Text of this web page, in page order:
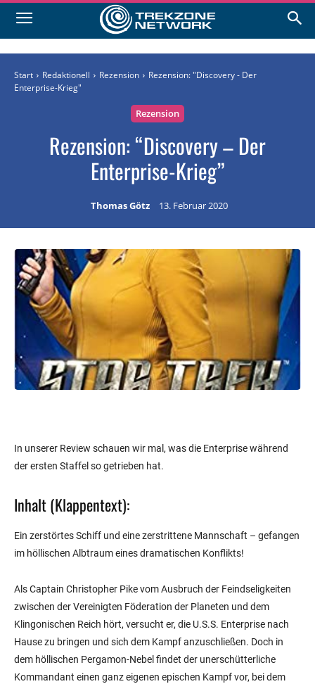
Start Redaktionell Rezension
Rezension: "Discovery - Der
Enterprise-Krieg"
Rezension
Rezension: “Discovery – Der
Enterprise-Krieg”
Thomas Götz 13. Februar 2020
In unserer Review schauen wir mal, was die Enterprise während
der ersten Staffel so getrieben hat.
Inhalt (Klappentext):
Ein zerstörtes Schiff und eine zerstrittene Mannschaft – gefangen
im höllischen Albtraum eines dramatischen Konflikts!
Als Captain Christopher Pike vom Ausbruch der Feindseligkeiten
zwischen der Vereinigten Föderation der Planeten und dem
Klingonischen Reich hört, versucht er, die U.S.S. Enterprise nach
Hause zu bringen und sich dem Kampf anzuschließen. Doch in
dem höllischen Pergamon-Nebel findet der unerschütterliche
Kommandant einen ganz eigenen epischen Kampf vor, bei dem